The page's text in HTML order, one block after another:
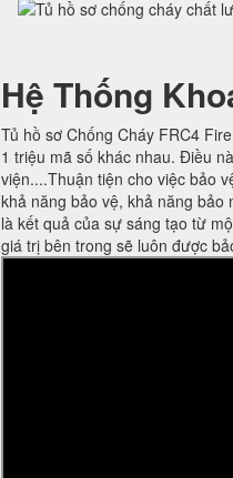
Hệ Thống
Tủ hồ sơ Chống Cháy FRC4
1 triệu mã số khác nhau. Điều
viện....Thuận tiện cho việc bảo
khả năng bảo vệ, khả năng bảo
là kết quả của sự sáng tạo từ
giá trị bên trong sẽ luôn được